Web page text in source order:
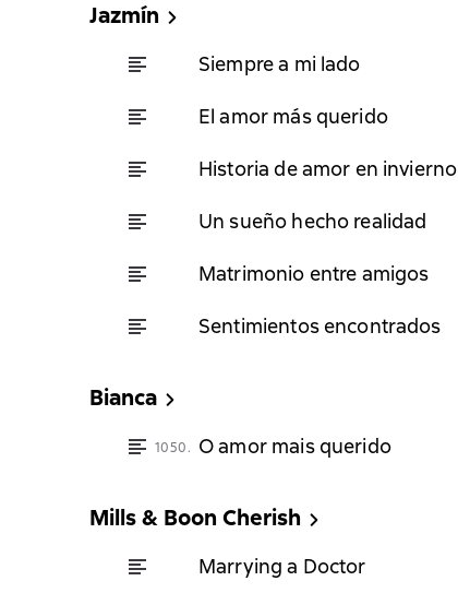
Jazmín
Siempre a mi lado
El amor más querido
Historia de amor en invierno
Un sueño hecho realidad
Matrimonio entre amigos
Sentimientos encontrados
Bianca
1050. O amor mais querido
Mills & Boon Cherish
Marrying a Doctor